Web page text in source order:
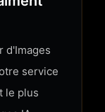
d'Images
service
le plus